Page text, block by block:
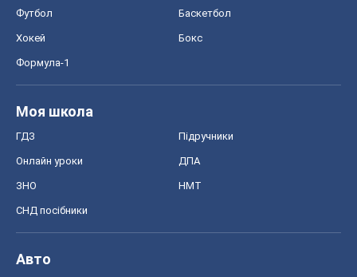
Футбол Баскетбол
Хокей Бокс
Формула-1
Моя школа
ГДЗ Підручники
Онлайн уроки ДПА
ЗНО НМТ
СНД посібники
Авто